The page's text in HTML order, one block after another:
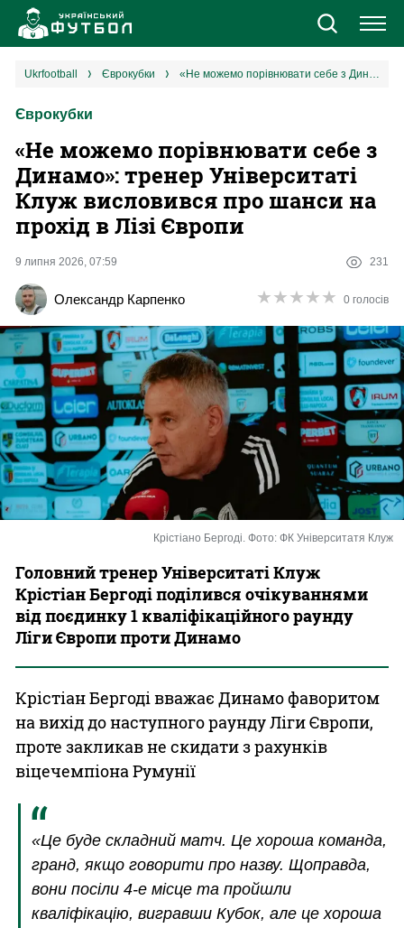
Новини
Єврокубки
УПЛ
2 ліга
Різне
Букмекери
Казино
ukrfootball єврокубки «Не можемо порівнювати себе з Динамо»: тренер Університаті Клуж висловився про шанси на прохід в Лізі Європи
Єврокубки
«Не можемо порівнювати себе з
Динамо»: тренер Університаті
Клуж висловився про шанси на
прохід в Лізі Європи
9 липня 2026, 07:59 231
Олександр Карпенко ★★★★★
★★★★★ 0 голосів
Крістіано Бергоді. Фото: ФК Університатя Клуж
Головний тренер Університаті Клуж
Крістіан Бергоді поділився очікуваннями
від поєдинку 1 кваліфікаційного раунду
Ліги Європи проти Динамо
Крістіан Бергоді вважає Динамо фаворитом
на вихід до наступного раунду Ліги Європи,
проте закликав не скидати з рахунків
віцечемпіона Румунії
«Це буде складний матч. Це хороша команда,
гранд, якщо говорити про назву. Щоправда,
вони посіли 4-е місце та пройшли
кваліфікацію, вигравши Кубок, але це хороша